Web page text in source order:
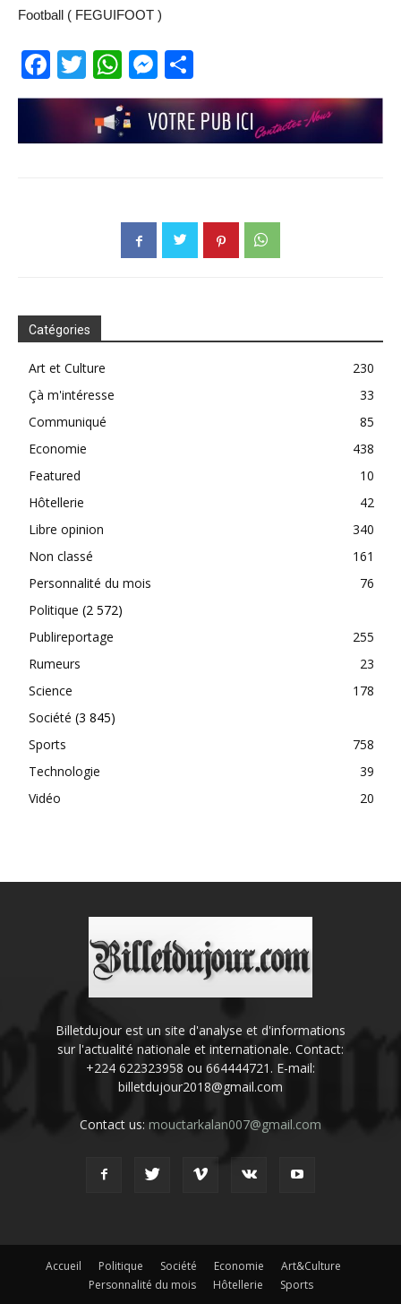
Football ( FEGUIFOOT )
Facebook
TwitterWhatsApp
Messenger
Catégories
Art et Culture
230
Çà m'intéresse
33
Communiqué
85
Economie
438
Featured
10
Hôtellerie
42
Libre opinion
340
Non classé
161
Personnalité du mois
76
Politique (2 572)
Publireportage
255
Rumeurs
23
Science
178
Société (3 845)
Sports
758
Technologie
39
Vidéo
20
Billetdujour est un site d'analyse et d'informations
sur l'actualité nationale et internationale. Contact:
+224 622323958 ou 664444721. E-mail:
billetdujour2018@gmail.com
Contact us: mouctarkalan007@gmail.com
Accueil Politique Société Economie
Art&Culture
Personnalité du mois
Hôtellerie Sports